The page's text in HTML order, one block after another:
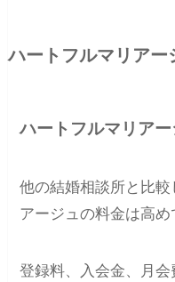
ハートフルマリアー
ハートフルマリア
他の結婚相談所と比
アージュの料金は高め
登録料、入会金、月